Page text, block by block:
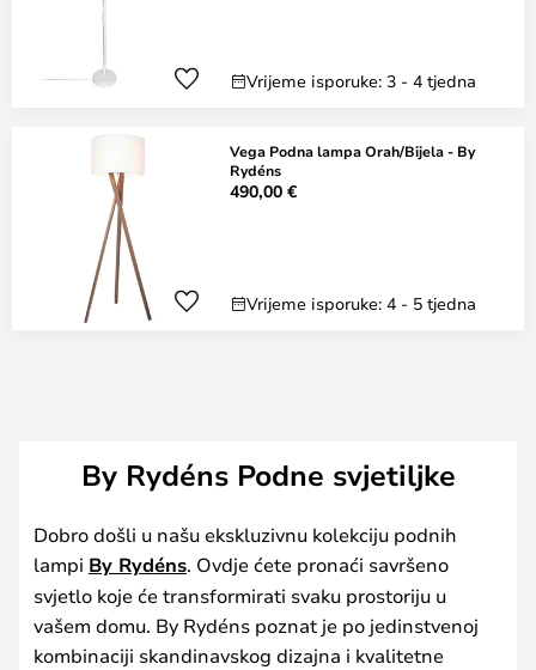
Vrijeme isporuke: 3 - 4 tjedna
Vega Podna lampa Orah/Bijela - By
Rydéns
490,00 €
Vrijeme isporuke: 4 - 5 tjedna
By Rydéns Podne svjetiljke
Dobro došli u našu ekskluzivnu kolekciju podnih
lampi By Rydéns. Ovdje ćete pronaći savršeno
svjetlo koje će transformirati svaku prostoriju u
vašem domu. By Rydéns poznat je po jedinstvenoj
kombinaciji skandinavskog dizajna i kvalitetne